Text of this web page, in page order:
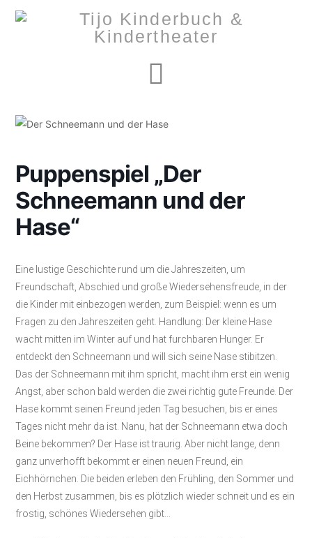
Puppenspiel „Der
Schneemann und der
Hase“
Eine lustige Geschichte rund um die Jahreszeiten, um
Freundschaft, Abschied und große Wiedersehensfreude, in der
die Kinder mit einbezogen werden, zum Beispiel: wenn es um
Fragen zu den Jahreszeiten geht. Handlung: Der kleine Hase
wacht mitten im Winter auf und hat furchbaren Hunger. Er
entdeckt den Schneemann und will sich seine Nase stibitzen.
Das der Schneemann mit ihm spricht, macht ihm erst ein wenig
Angst, aber schon bald werden die zwei richtig gute Freunde. Der
Hase kommt seinen Freund jeden Tag besuchen, bis er eines
Tages nicht mehr da ist. Nanu, hat der Schneemann etwa doch
Beine bekommen? Der Hase ist traurig. Aber nicht lange, denn
ganz unverhofft bekommt er einen neuen Freund, ein
Eichhörnchen. Die beiden erleben den Frühling, den Sommer und
den Herbst zusammen, bis es plötzlich wieder schneit und es ein
frostig, schönes Wiedersehen gibt…